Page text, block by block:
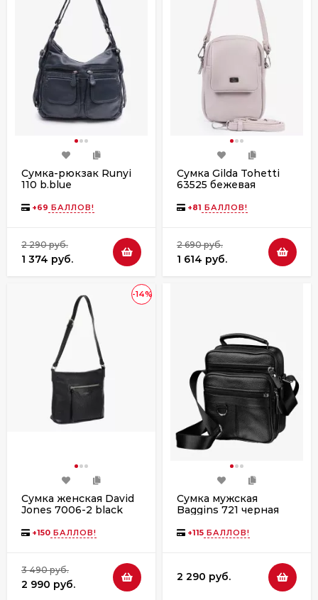
Сумка-рюкзак Runyi
110 b.blue
+69 БАЛЛОВ!
2 290 руб.
1 374 руб.
Сумка Gilda Tohetti
63525 бежевая
+81 БАЛЛОВ!
2 690 руб.
1 614 руб.
-14%
Сумка женская David
Jones 7006-2 black
+150 БАЛЛОВ!
3 490 руб.
2 990 руб.
Сумка мужская
Baggins 721 черная
+115 БАЛЛОВ!
2 290 руб.